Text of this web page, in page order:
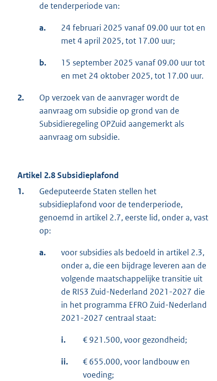
de tenderperiode van:
a.
24 februari 2025 vanaf 09.00 uur tot en
met 4 april 2025, tot 17.00 uur;
b.
15 september 2025 vanaf 09.00 uur tot
en met 24 oktober 2025, tot 17.00 uur.
2.
Op verzoek van de aanvrager wordt de
aanvraag om subsidie op grond van de
Subsidieregeling OPZuid aangemerkt als
aanvraag om subsidie.
Artikel 2.8Subsidieplafond
1.
Gedeputeerde Staten stellen het
subsidieplafond voor de tenderperiode,
genoemd in artikel 2.7, eerste lid, onder a, vast
op:
a.
voor subsidies als bedoeld in artikel 2.3,
onder a, die een bijdrage leveren aan de
volgende maatschappelijke transitie uit
de RIS3 Zuid-Nederland 2021-2027 die
in het programma EFRO Zuid-Nederland
2021-2027 centraal staat:
i. € 921.500, voor gezondheid;
ii.
€ 655.000, voor landbouw en
voeding;